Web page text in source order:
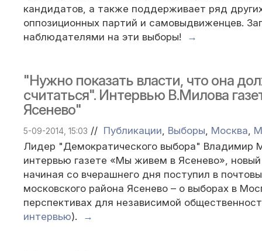
кандидатов, а также поддерживает ряд
оппозиционных партий и самовыдвиженцев.
наблюдателями на эти выборы!
→
"Нужно показать власти, что она
считаться". Интервью В.Милова
Ясенево"
5-09-2014, 15:03 // Публикации Выборы Москва
Лидер "Демократического выбора" Владимир
интервью газете «Мы живем в Ясенево»,
начиная со вчерашнего дня поступил в
московского района Ясенево – о выборах в
перспективах для независимой
интервью). →